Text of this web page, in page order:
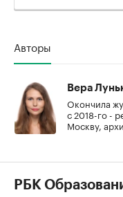
Авторы
Вера
Окончила
с 2018-го -
Москву,
РБК